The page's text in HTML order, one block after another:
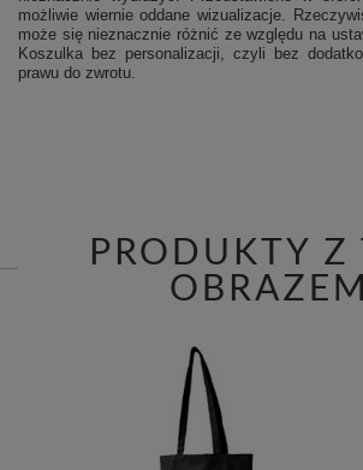
możliwie wiernie oddane wizualizacje.
może się nieznacznie różnić ze względu na
Koszulka bez personalizacji, czyli bez
prawu do zwrotu.
PRODUKTY Z
OBRAZEM